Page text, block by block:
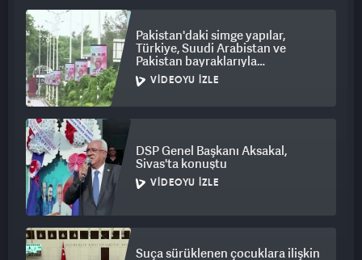
Pakistan'daki simge yapılar,
Türkiye, Suudi Arabistan ve
Pakistan bayraklarıyla
ışıklandırıldı
VIDEOYU İZLE
DSP Genel Başkanı Aksakal,
Sivas'ta konuştu
VIDEOYU İZLE
Suça sürüklenen çocuklara ilişkin